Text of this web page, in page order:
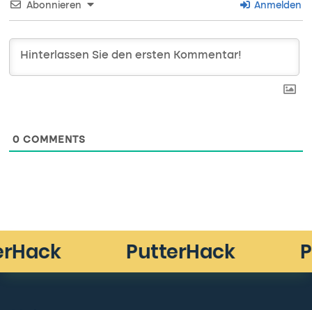
Abonnieren Anmelden
0 COMMENTS